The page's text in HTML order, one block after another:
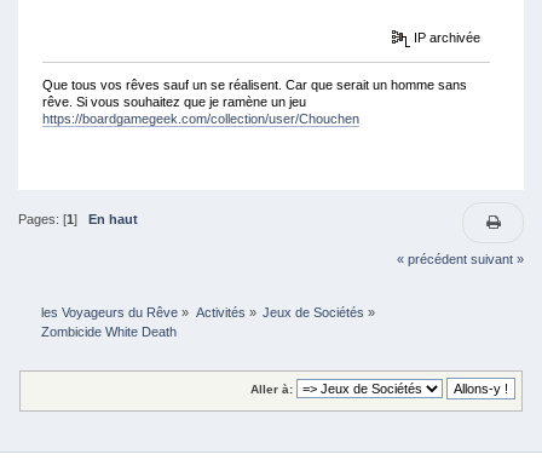
IP archivée
Que tous vos rêves sauf un se réalisent. Car que serait un homme sans
rêve. Si vous souhaitez que je ramène un jeu
https://boardgamegeek.com/collection/user/Chouchen
Pages: [1 ] En haut
« précédent suivant »
les Voyageurs du Rêve » Activités » Jeux de Sociétés »
Zombicide White Death
Aller à: